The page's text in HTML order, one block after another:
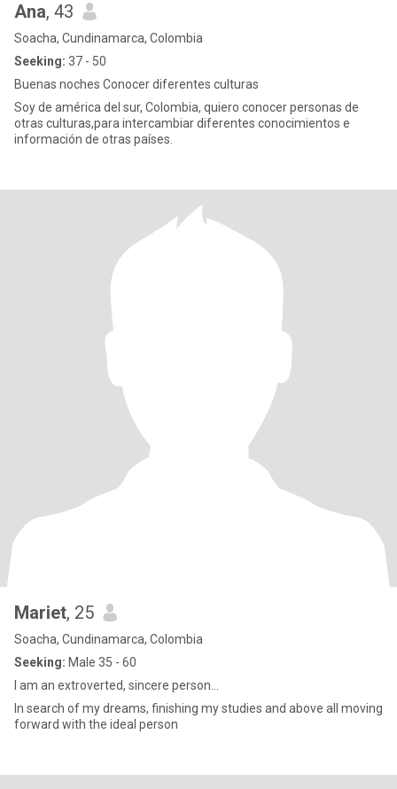
Ana, 43
Soacha, Cundinamarca, Colombia
Seeking: 37 - 50
Buenas noches Conocer diferentes culturas
Soy de américa del sur, Colombia, quiero conocer personas de
otras culturas,para intercambiar diferentes conocimientos e
información de otras países.
Mariet, 25
Soacha, Cundinamarca, Colombia
Seeking: Male 35 - 60
I am an extroverted, sincere person...
In search of my dreams, finishing my studies and above all moving
forward with the ideal person